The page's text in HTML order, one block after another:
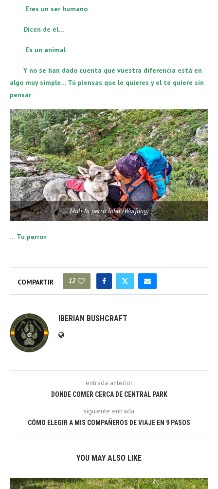
Eres un ser humano
Dicen de él…
Es un animal
Y no se han dado cuenta que vuestra diferencia está en
algo muy simple… Tú piensas que le quieres y el te quiere sin
pensar
Mali la perra loba (Wolfdog)
… Tu perro»
COMPARTIR 12
IBERIAN BUSHCRAFT
entrada anterior
DONDE COMER CERCA DE CENTRAL PARK
siguiente entrada
CÓMO ELEGIR A MIS COMPAÑEROS DE VIAJE EN 9 PASOS
YOU MAY ALSO LIKE